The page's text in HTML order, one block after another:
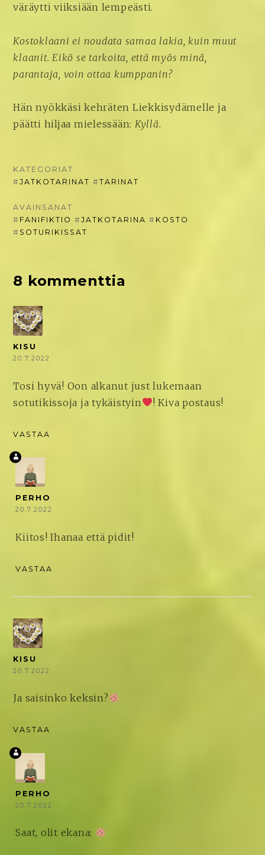
väräytti viiksiään lempeästi.
Kostoklaani ei noudata samaa lakia, kuin muut
klaanit. Eikö se tarkoita, että myös minä,
parantaja, voin ottaa kumppanin?
Hän nyökkäsi kehräten Liekkisydämelle ja
päätti hiljaa mielessään: Kyllä.
KATEGORIAT
#JATKOTARINAT #TARINAT
AVAINSANAT
# FANIFIKTIO #JATKOTARINA # KOSTO
# SOTURIKISSAT
8 kommenttia
KISU
20.7.2022
Tosi hyvä! Oon alkanut just lukemaan
sotutikissoja ja tykäistyin
! Kiva postaus!
VASTAA
PERHO
20.7.2022
Kiitos! Ihanaa että pidit!
VASTAA
KISU
20.7.2022
Ja saisinko keksin?
VASTAA
PERHO
20.7.2022
Saat, olit ekana: